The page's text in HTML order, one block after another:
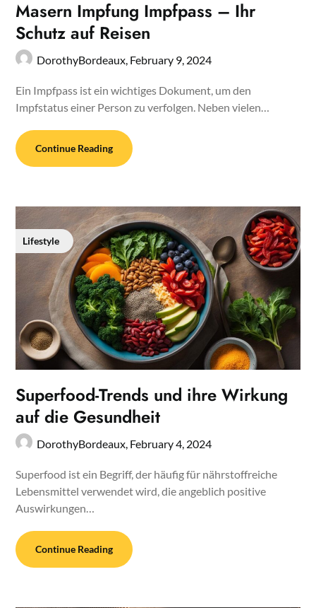
Masern Impfung Impfpass – Ihr
Schutz auf Reisen
DorothyBordeaux, February 9, 2024
Ein Impfpass ist ein wichtiges Dokument, um den
Impfstatus einer Person zu verfolgen. Neben vielen…
Continue Reading
Lifestyle
Superfood-Trends und ihre Wirkung
auf die Gesundheit
DorothyBordeaux, February 4, 2024
Superfood ist ein Begriff, der häufig für nährstoffreiche
Lebensmittel verwendet wird, die angeblich positive
Auswirkungen…
Continue Reading